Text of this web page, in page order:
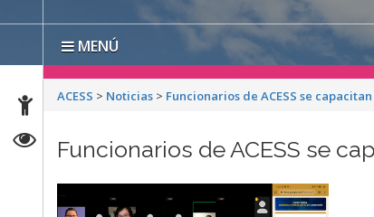
MENÚ
ACESS > Noticias > Funcionarios de ACESS se
Funcionarios de ACESS se